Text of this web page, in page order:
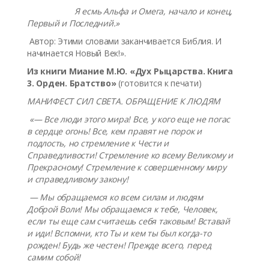
Я есмь Альфа и Омега, начало и конец,
Первый и Последний.»
Автор: Этими словами заканчивается Библия. И
начинается Новый Век!».
Из книги Миание М.Ю. «Дух Рыцарства. Книга
3. Орден. Братство»(готовится к печати)
МАНИФЕСТ СИЛ СВЕТА. ОБРАЩЕНИЕ К ЛЮДЯМ
«— Все люди этого мира! Все, у кого еще не погас
в сердце огонь! Все, кем правят не порок и
подлость, но стремление к Чести и
Справедливости! Стремление ко всему Великому и
Прекрасному! Стремление к совершенному миру
и справедливому закону!
— Мы обращаемся ко всем силам и людям
Доброй Воли! Мы обращаемся к тебе, Человек,
если ты еще сам считаешь себя таковым! Вставай
и иди! Вспомни, кто Ты и кем ты был когда-то
рожден! Будь же честен! Прежде всего, перед
самим собой!